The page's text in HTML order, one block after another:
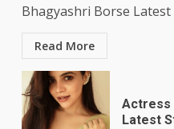
Bhagyashri Borse
Read More
Actress
Latest